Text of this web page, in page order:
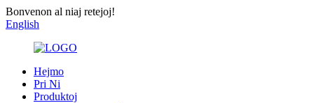
Bonvenon al niaj retejoj!
English
Hejmo
Pri Ni
Produktoj